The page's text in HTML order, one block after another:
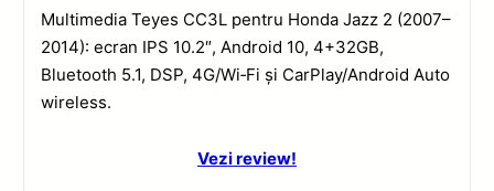
Multimedia Teyes CC3L pentru Honda Jazz 2 (2007–
2014): ecran IPS 10.2″, Android 10, 4+32GB,
Bluetooth 5.1, DSP, 4G/Wi‑Fi și CarPlay/Android Auto
wireless.
Vezi review!